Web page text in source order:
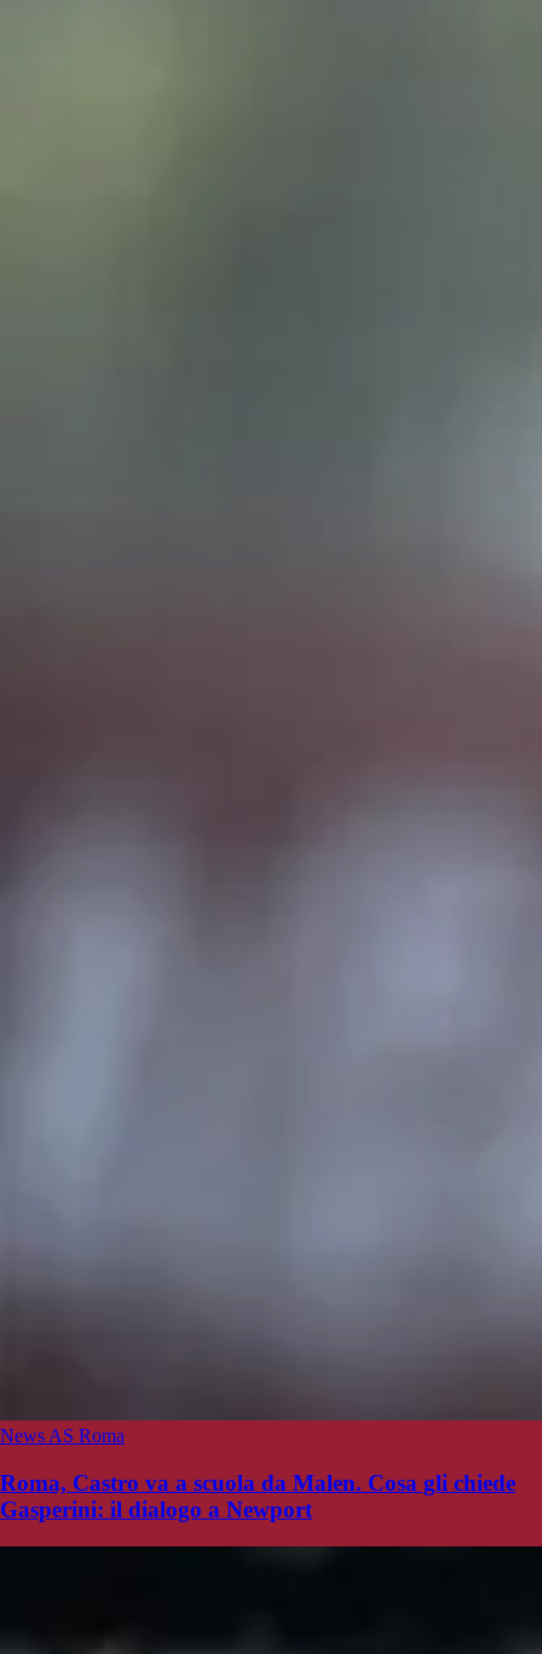
News AS Roma
Roma, Castro va a scuola da Malen. Cosa gli chiede
Gasperini: il dialogo a Newport